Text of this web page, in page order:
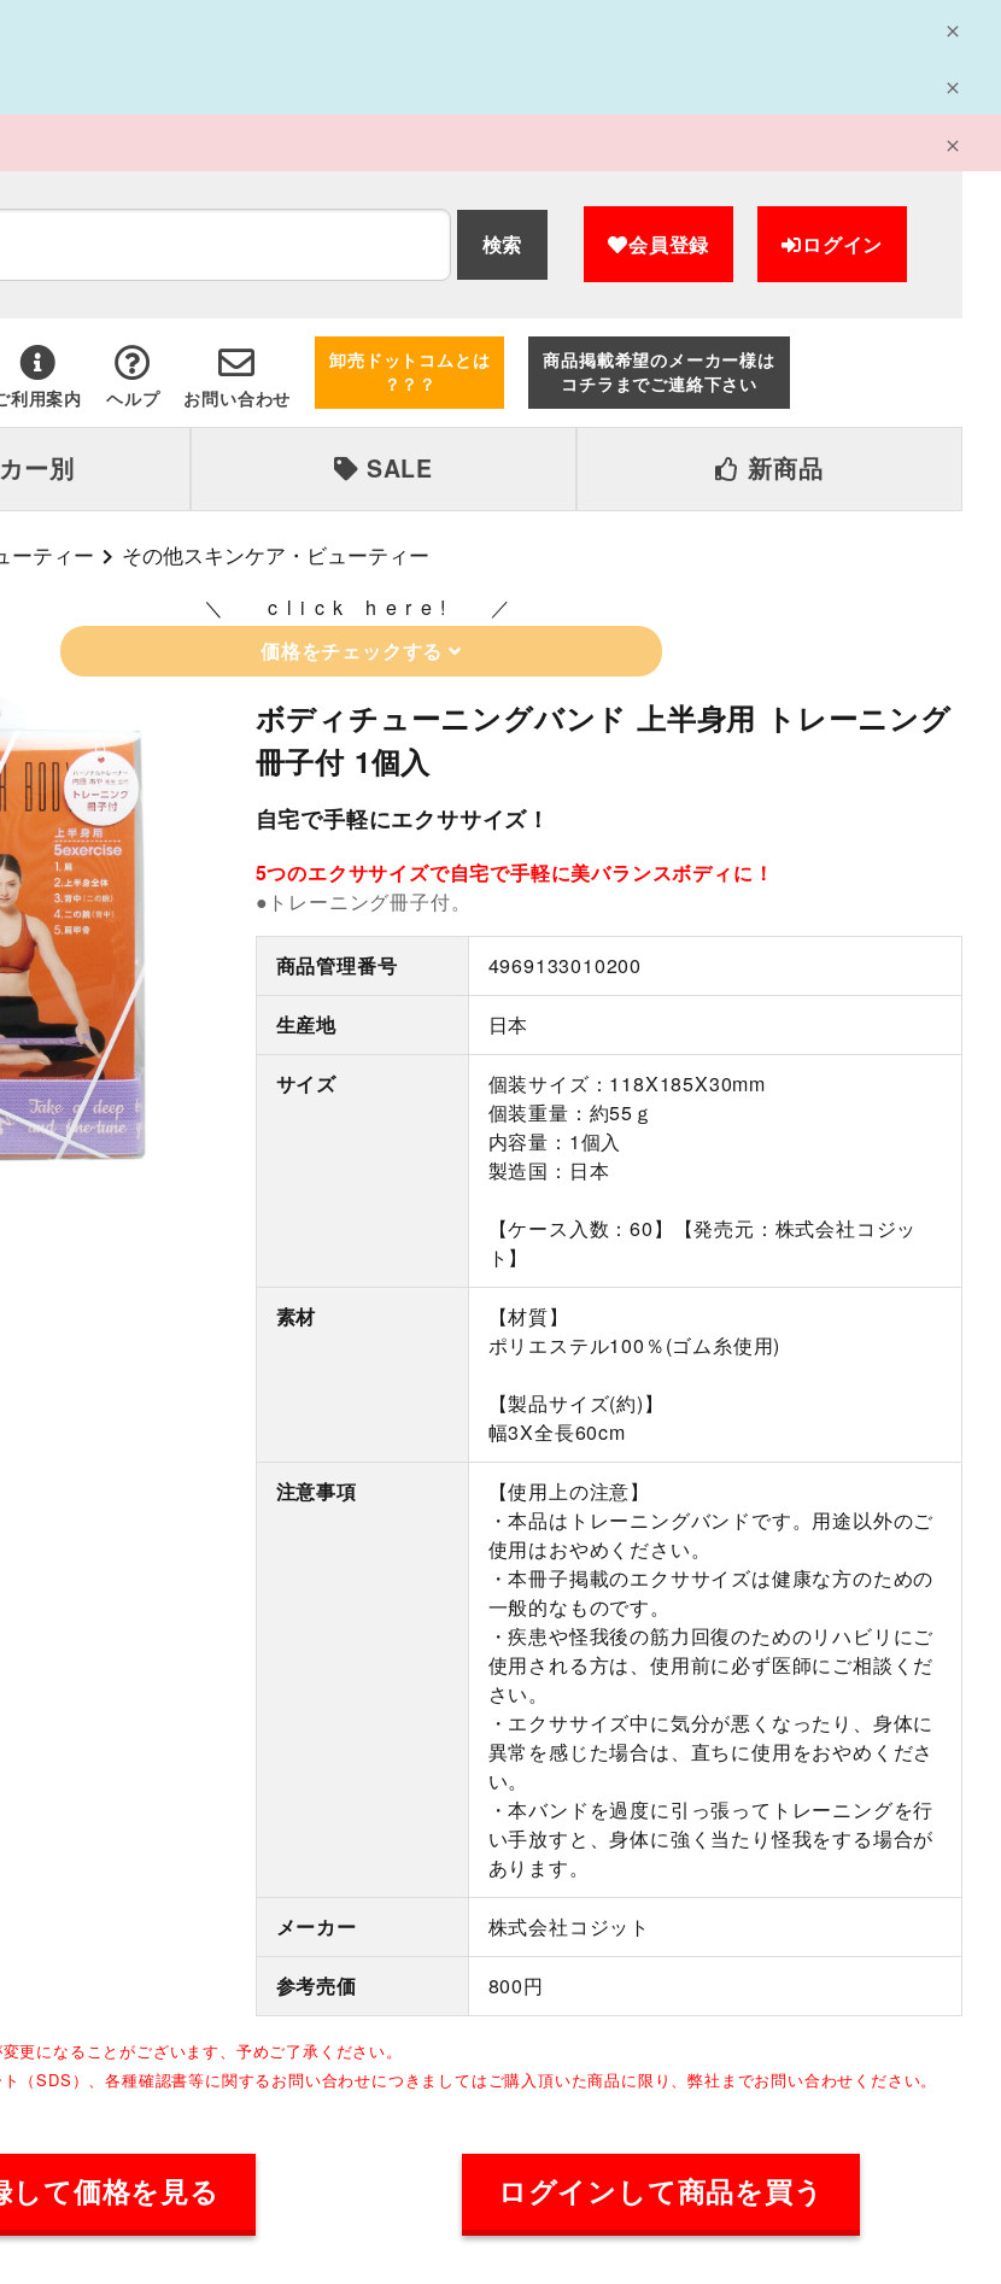
検索 会員登録 ログイン
利用案内 ヘルプ お問い合わせ
卸売ドットコムとは
？？？
商品掲載希望のメーカー様は
コチラまでご連絡下さい
ー別 SALE 新商品
ーティー その他スキンケア・ビューティー
click here!
価格をチェックする
ボディチューニングバンド 上半身用 トレーニング
冊子付 1個入
自宅で手軽にエクササイズ！
5つのエクササイズで自宅で手軽に美バランスボディに！
●トレーニング冊子付。
商品管理番号 4969133010200
生産地 日本
サイズ
個装サイズ：118X185X30mm
個装重量：約55ｇ
内容量：1個入
製造国：日本
【ケース入数：60】【発売元：株式会社コジッ
ト】
素材
【材質】
ポリエステル100％(ゴム糸使用)
【製品サイズ(約)】
幅3X全長60cm
注意事項
【使用上の注意】
・本品はトレーニングバンドです。用途以外のご
使用はおやめください。
・本冊子掲載のエクササイズは健康な方のための
一般的なものです。
・疾患や怪我後の筋力回復のためのリハビリにご
使用される方は、使用前に必ず医師にご相談くだ
さい。
・エクササイズ中に気分が悪くなったり、身体に
異常を感じた場合は、直ちに使用をおやめくださ
い。
・本バンドを過度に引っ張ってトレーニングを行
い手放すと、身体に強く当たり怪我をする場合が
あります。
メーカー 株式会社コジット
参考売価 800円
更になることがございます、予めご了承ください。
（SDS）、各種確認書等に関するお問い合わせにつきましてはご購入頂いた商品に限り、弊社までお問い合わせください。
して価格を見る ログインして商品を買う